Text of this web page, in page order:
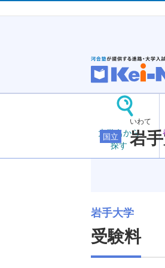
大学名から
探す
国立
いわて
岩
岩手大学
受験料